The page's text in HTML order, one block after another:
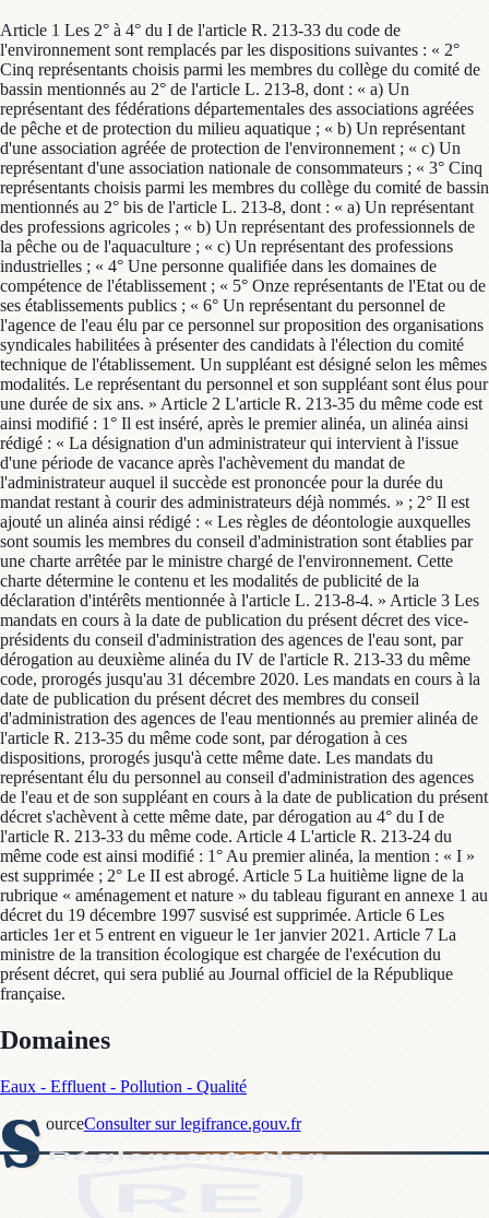
Article 1 Les 2° à 4° du I de l'article R. 213-33 du code de
l'environnement sont remplacés par les dispositions suivantes : « 2°
Cinq représentants choisis parmi les membres du collège du comité de
bassin mentionnés au 2° de l'article L. 213-8, dont : « a) Un
représentant des fédérations départementales des associations agréées
de pêche et de protection du milieu aquatique ; « b) Un représentant
d'une association agréée de protection de l'environnement ; « c) Un
représentant d'une association nationale de consommateurs ; « 3° Cinq
représentants choisis parmi les membres du collège du comité de bassin
mentionnés au 2° bis de l'article L. 213-8, dont : « a) Un représentant
des professions agricoles ; « b) Un représentant des professionnels de
la pêche ou de l'aquaculture ; « c) Un représentant des professions
industrielles ; « 4° Une personne qualifiée dans les domaines de
compétence de l'établissement ; « 5° Onze représentants de l'Etat ou de
ses établissements publics ; « 6° Un représentant du personnel de
l'agence de l'eau élu par ce personnel sur proposition des organisations
syndicales habilitées à présenter des candidats à l'élection du comité
technique de l'établissement. Un suppléant est désigné selon les mêmes
modalités. Le représentant du personnel et son suppléant sont élus pour
une durée de six ans. » Article 2 L'article R. 213-35 du même code est
ainsi modifié : 1° Il est inséré, après le premier alinéa, un alinéa ainsi
rédigé : « La désignation d'un administrateur qui intervient à l'issue
d'une période de vacance après l'achèvement du mandat de
l'administrateur auquel il succède est prononcée pour la durée du
mandat restant à courir des administrateurs déjà nommés. » ; 2° Il est
ajouté un alinéa ainsi rédigé : « Les règles de déontologie auxquelles
sont soumis les membres du conseil d'administration sont établies par
une charte arrêtée par le ministre chargé de l'environnement. Cette
charte détermine le contenu et les modalités de publicité de la
déclaration d'intérêts mentionnée à l'article L. 213-8-4. » Article 3 Les
mandats en cours à la date de publication du présent décret des vice-
présidents du conseil d'administration des agences de l'eau sont, par
dérogation au deuxième alinéa du IV de l'article R. 213-33 du même
code, prorogés jusqu'au 31 décembre 2020. Les mandats en cours à la
date de publication du présent décret des membres du conseil
d'administration des agences de l'eau mentionnés au premier alinéa de
l'article R. 213-35 du même code sont, par dérogation à ces
dispositions, prorogés jusqu'à cette même date. Les mandats du
représentant élu du personnel au conseil d'administration des agences
de l'eau et de son suppléant en cours à la date de publication du présent
décret s'achèvent à cette même date, par dérogation au 4° du I de
l'article R. 213-33 du même code. Article 4 L'article R. 213-24 du
même code est ainsi modifié : 1° Au premier alinéa, la mention : « I »
est supprimée ; 2° Le II est abrogé. Article 5 La huitième ligne de la
rubrique « aménagement et nature » du tableau figurant en annexe 1 au
décret du 19 décembre 1997 susvisé est supprimée. Article 6 Les
articles 1er et 5 entrent en vigueur le 1er janvier 2021. Article 7 La
ministre de la transition écologique est chargée de l'exécution du
présent décret, qui sera publié au Journal officiel de la République
française.
Domaines
Eaux - Effluent - Pollution - Qualité
S ourceConsulter sur legifrance.gouv.fr